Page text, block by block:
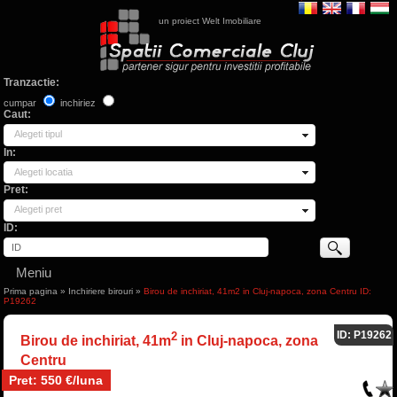
un proiect Welt Imobiliare
Tranzactie:
cumpar inchiriez
Caut:
Alegeti tipul
In:
Alegeti locatia
Pret:
Alegeti pret
ID:
Meniu
Prima pagina » Inchiriere birouri » Birou de inchiriat, 41m2 in Cluj-napoca, zona Centru ID:
P19262
Birou de inchiriat, 41m2in Cluj-napoca, zona
Centru
Pret: 550 €/luna
ID: P19262